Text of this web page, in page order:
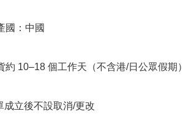
國：中國
約 10–18 個工作天（不含港/日公眾假期）
成立後不設取消/更改